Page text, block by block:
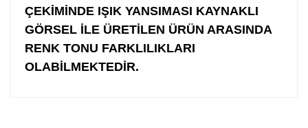
ÇEKİMİNDE IŞIK YANSIMASI KAYNAKLI
GÖRSEL İLE ÜRETİLEN ÜRÜN ARASINDA
RENK TONU FARKLILIKLARI
OLABİLMEKTEDİR.